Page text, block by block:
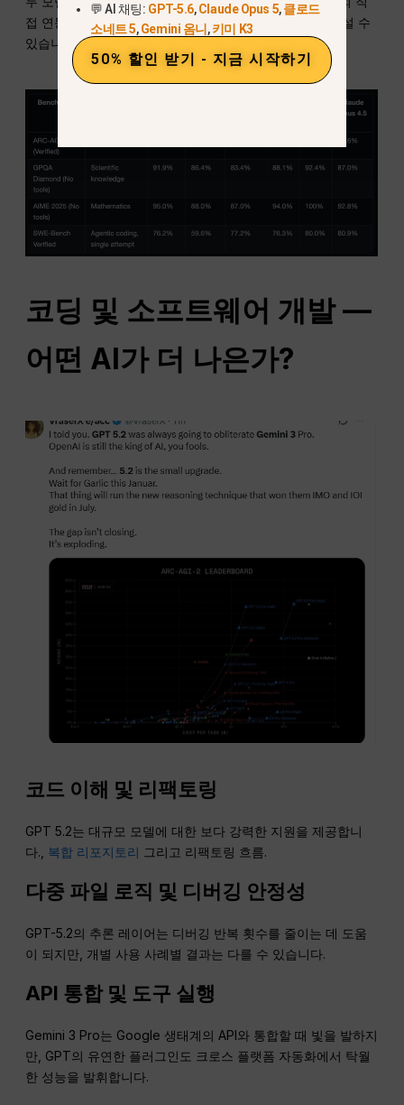
접 연동 덕분에 실시간 번역 작업에서 GPT-5.2를 약간 앞설 수
있습니다.
코딩 및 소프트웨어 개발 —
어떤 AI가 더 나은가?
코드 이해 및 리팩토링
GPT 5.2는 대규모 모델에 대한 보다 강력한 지원을 제공합니
다., 복합 리포지토리 그리고 리팩토링 흐름.
다중 파일 로직 및 디버깅 안정성
GPT-5.2의 추론 레이어는 디버깅 반복 횟수를 줄이는 데 도움
이 되지만, 개별 사용 사례별 결과는 다를 수 있습니다.
API 통합 및 도구 실행
Gemini 3 Pro는 Google 생태계의 API와 통합할 때 빛을 발하지
만, GPT의 유연한 플러그인도 크로스 플랫폼 자동화에서 탁월
한 성능을 발휘합니다.
💬 AI 채팅: GPT-5.6,Claude Opus 5,클로드
소네트 5,Gemini 옴니 ,키미 K3
50% 할인 받기 - 지금 시작하기